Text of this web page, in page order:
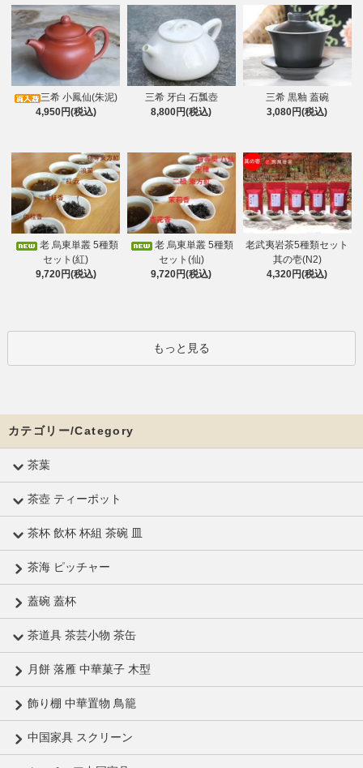
三希 小鳳仙(朱泥)
4,950円(税込)
三希 牙白 石瓢壺
8,800円(税込)
三希 黒釉 蓋碗
3,080円(税込)
老 烏東単叢 5種類
セット(紅)
9,720円(税込)
老 烏東単叢 5種類
セット(仙)
9,720円(税込)
老武夷岩茶5種類セット
其の壱(N2)
4,320円(税込)
もっと見る
カテゴリー/Category
茶葉
茶壺 ティーポット
茶杯 飲杯 杯組 茶碗 皿
茶海 ピッチャー
蓋碗 蓋杯
茶道具 茶芸小物 茶缶
月餅 落雁 中華菓子 木型
飾り棚 中華置物 鳥籠
中国家具 スクリーン